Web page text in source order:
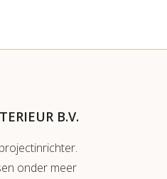
B.V.
onder meer